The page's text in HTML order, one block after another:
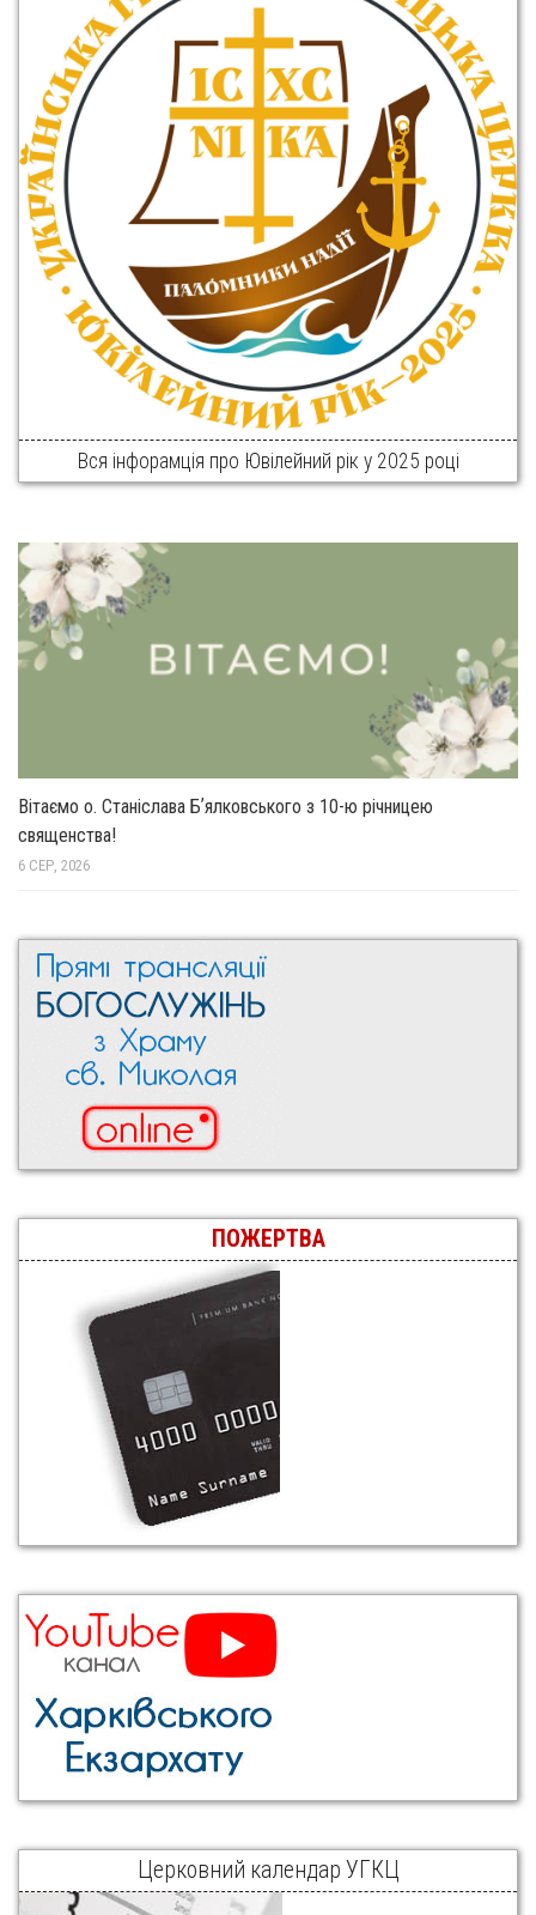
Вся інфорамція про Ювілейний рік у 2025 році
Вітаємо о. Станіслава Бʼялковського з 10-ю річницею
священства!
6 СЕР, 2026
ПОЖЕРТВА
Церковний календар УГКЦ